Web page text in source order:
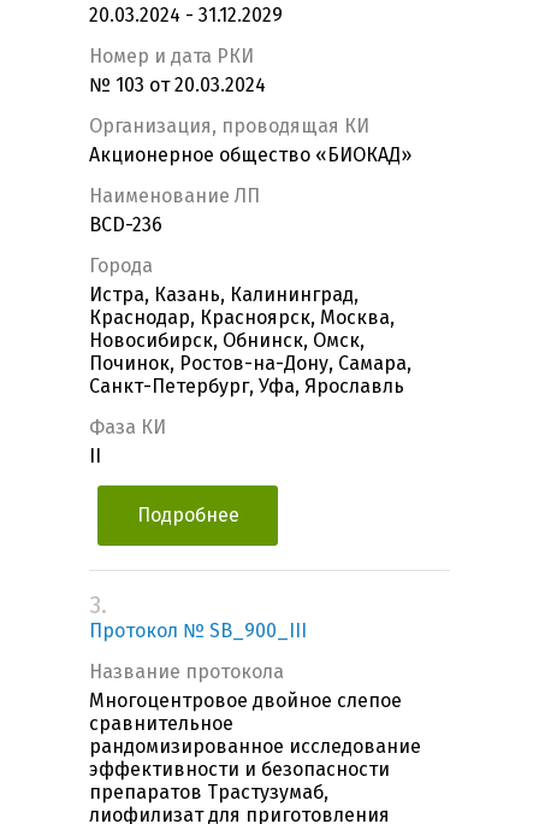
20.03.2024 - 31.12.2029
Номер и дата РКИ
№ 103 от 20.03.2024
Организация, проводящая КИ
Акционерное общество «БИОКАД»
Наименование ЛП
BCD-236
Города
Истра, Казань, Калининград,
Краснодар, Красноярск, Москва,
Новосибирск, Обнинск, Омск,
Починок, Ростов-на-Дону, Самара,
Санкт-Петербург, Уфа, Ярославль
Фаза КИ
Подробнее
3.
Протокол № SB_900_III
Название протокола
Многоцентровое двойное слепое
сравнительное
рандомизированное исследование
эффективности и безопасности
препаратов Трастузумаб,
лиофилизат для приготовления